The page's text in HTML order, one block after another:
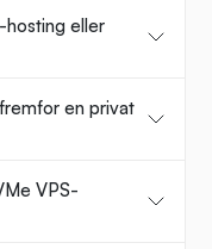
hosting eller
en privat
VPS-